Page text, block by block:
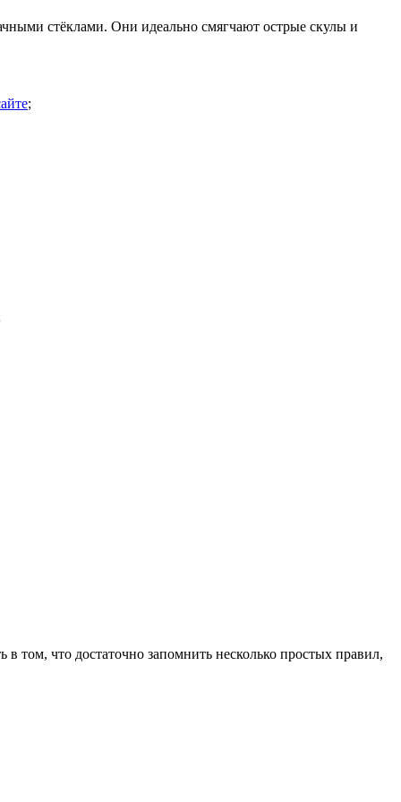
стёклами. Они идеально смягчают острые скулы и
;
том, что достаточно запомнить несколько простых правил,